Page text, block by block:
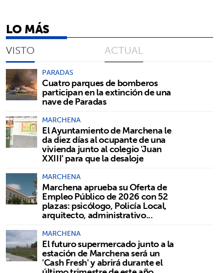
LO MÁS
VISTO ACTUAL
PARADAS
Cuatro parques de bomberos
participan en la extinción de una
nave de Paradas
MARCHENA
El Ayuntamiento de Marchena le
da diez días al ocupante de una
vivienda junto al colegio 'Juan
XXIII' para que la desaloje
MARCHENA
Marchena aprueba su Oferta de
Empleo Público de 2026 con 52
plazas: psicólogo, Policía Local,
arquitecto, administrativo...
MARCHENA
El futuro supermercado junto a la
estación de Marchena será un
'Cash Fresh' y abrirá durante el